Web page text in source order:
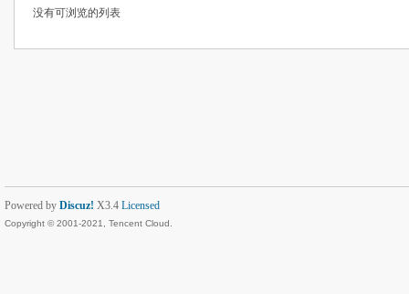
没有可浏览的列表
Powered by Discuz! X3.4 Licensed
Copyright © 2001-2021, Tencent Cloud.